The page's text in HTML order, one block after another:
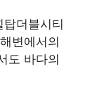
더블시티
변에서의
도 바다의